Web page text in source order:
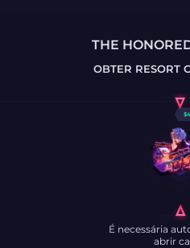
THE
OBTER RESORT
$
É necessária
abrir